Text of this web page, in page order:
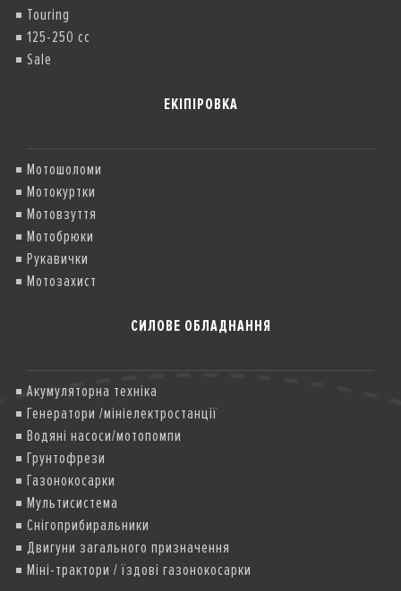
Touring
125-250 cc
Sale
ЕКІПІРОВКА
Мотошоломи
Мотокуртки
Мотовзуття
Мотобрюки
Рукавички
Мотозахист
СИЛОВЕ ОБЛАДНАННЯ
Акумуляторна техніка
Генератори /мініелектростанції
Водяні насоси/мотопомпи
Грунтофрези
Газонокосарки
Мультисистема
Снігоприбиральники
Двигуни загального призначення
Міні-трактори / їздові газонокосарки